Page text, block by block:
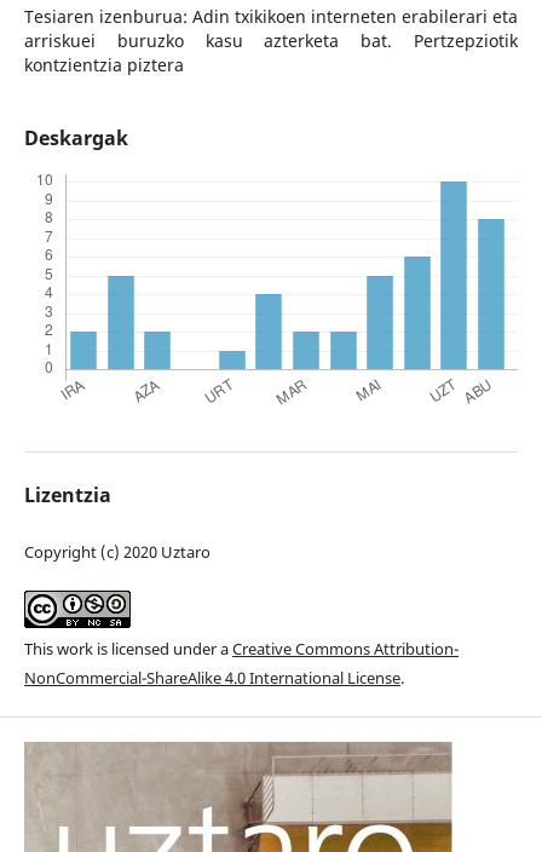
Tesiaren izenburua: Adin txikikoen interneten erabilerari eta
arriskuei buruzko kasu azterketa bat. Pertzepziotik
kontzientzia piztera
Deskargak
Lizentzia
Copyright (c) 2020 Uztaro
This work is licensed under aCreative Commons Attribution-
NonCommercial-ShareAlike 4.0 International License.